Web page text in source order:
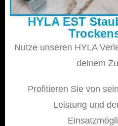
HYLA EST
Nutze unseren HYLA
deinem
Profitieren Sie von
Leistung und